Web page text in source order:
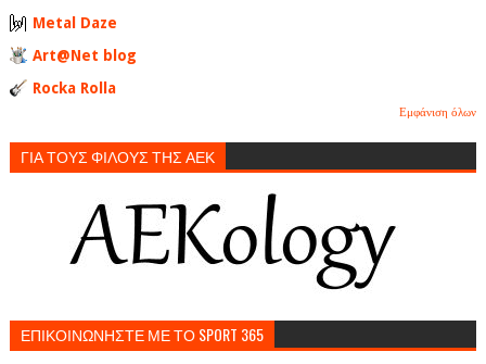
Metal Daze
Art@Net blog
Rocka Rolla
Εμφάνιση όλων
ΓΙΑ ΤΟΥΣ ΦΙΛΟΥΣ ΤΗΣ ΑΕΚ
ΕΠΙΚΟΙΝΩΝΗΣΤΕ ΜΕ ΤΟ SPORT 365